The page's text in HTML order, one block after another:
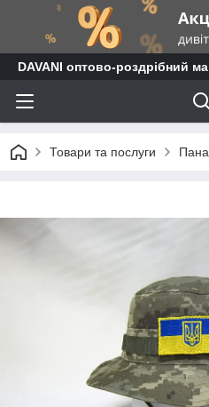
DAVANI оптово-роздрібний
Товари та послуги